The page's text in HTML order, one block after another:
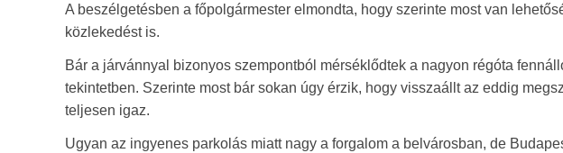
A beszélgetésben a főpolgármester elmondta, hogy szerinte most van
közlekedést is.
Bár a járvánnyal bizonyos szempontból mérséklődtek a nagyon régóta
tekintetben. Szerinte most bár sokan úgy érzik, hogy visszaállt az eddig
teljesen igaz.
Ugyan az ingyenes parkolás miatt nagy a forgalom a belvárosban, de